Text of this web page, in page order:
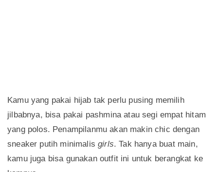
Kamu yang pakai hijab tak perlu pusing memilih
jilbabnya, bisa pakai pashmina atau segi empat hitam
yang polos. Penampilanmu akan makin chic dengan
sneaker putih minimalisgirls. Tak hanya buat main,
kamu juga bisa gunakan outfit ini untuk berangkat ke